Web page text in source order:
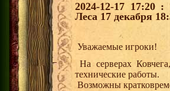
2024-12-17 17:20 :
Леса 17 декабря
Уважаемые игроки!
На серверах
технические работы.
Возможны